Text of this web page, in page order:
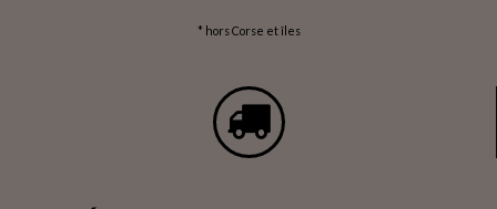
* hors Corse et îles